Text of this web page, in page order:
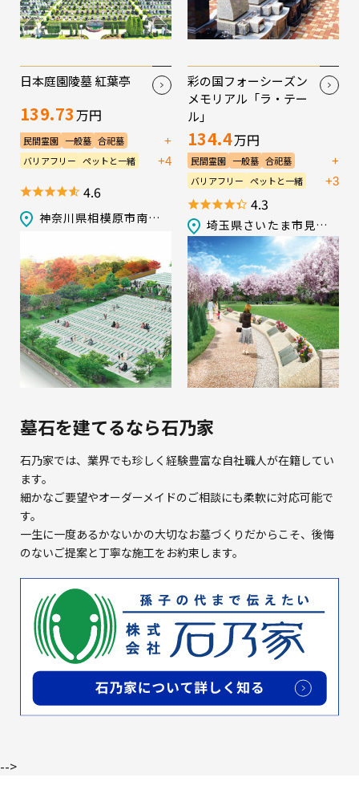
日本庭園陵墓 紅葉亭
139.73万円
民間霊園 一般墓 合祀墓
永代供養墓／樹木葬
+
バリアフリー ペットと一緒
法要施設 管理棟 送迎バス
駐車場
+4
4.6
神奈川県相模原市南区磯部2633-2
彩の国フォーシーズン
メモリアル「ラ・テー
ル」
134.4万円
民間霊園 一般墓 合祀墓
永代供養墓／樹木葬 納骨堂
+
バリアフリー ペットと一緒
宗教不問
生前申込可
法要施設
管理棟 駐車場
+3
4.3
埼玉県さいたま市見沼区大字笹丸字荒神277
墓石を建てるなら石乃家
石乃家では、業界でも珍しく経験豊富な自社職人が在籍してい
ます。
細かなご要望やオーダーメイドのご相談にも柔軟に対応可能で
す。
一生に一度あるかないかの大切なお墓づくりだからこそ、 後悔
のないご提案と丁寧な施工をお約束します。
-->